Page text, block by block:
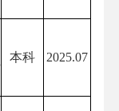
本科 2025.07